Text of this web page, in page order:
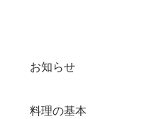
お知らせ
料理の基本